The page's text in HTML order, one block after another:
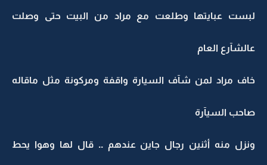
لبست عبايتها وطلعت مع مراد من البيت حتى وصلت
عالشآرع العام
خاف مراد لمن شآف السيارة واقفة ومركونة مثل ماقاله
صاحب السيآرة
ونزل منه أثنين رجال جاين عندهم .. قال لها وهوا يحط